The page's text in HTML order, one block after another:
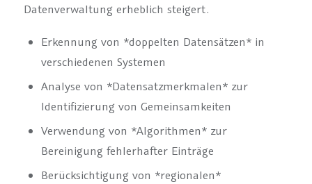
Datenverwaltung erheblich steigert.
Erkennung von *doppelten Datensätzen* in
verschiedenen Systemen
Analyse von *Datensatzmerkmalen* zur
Identifizierung von Gemeinsamkeiten
Verwendung von *Algorithmen* zur
Bereinigung fehlerhafter Einträge
Berücksichtigung von *regionalen*